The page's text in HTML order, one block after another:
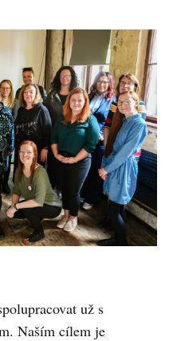
už s
Naším cílem je